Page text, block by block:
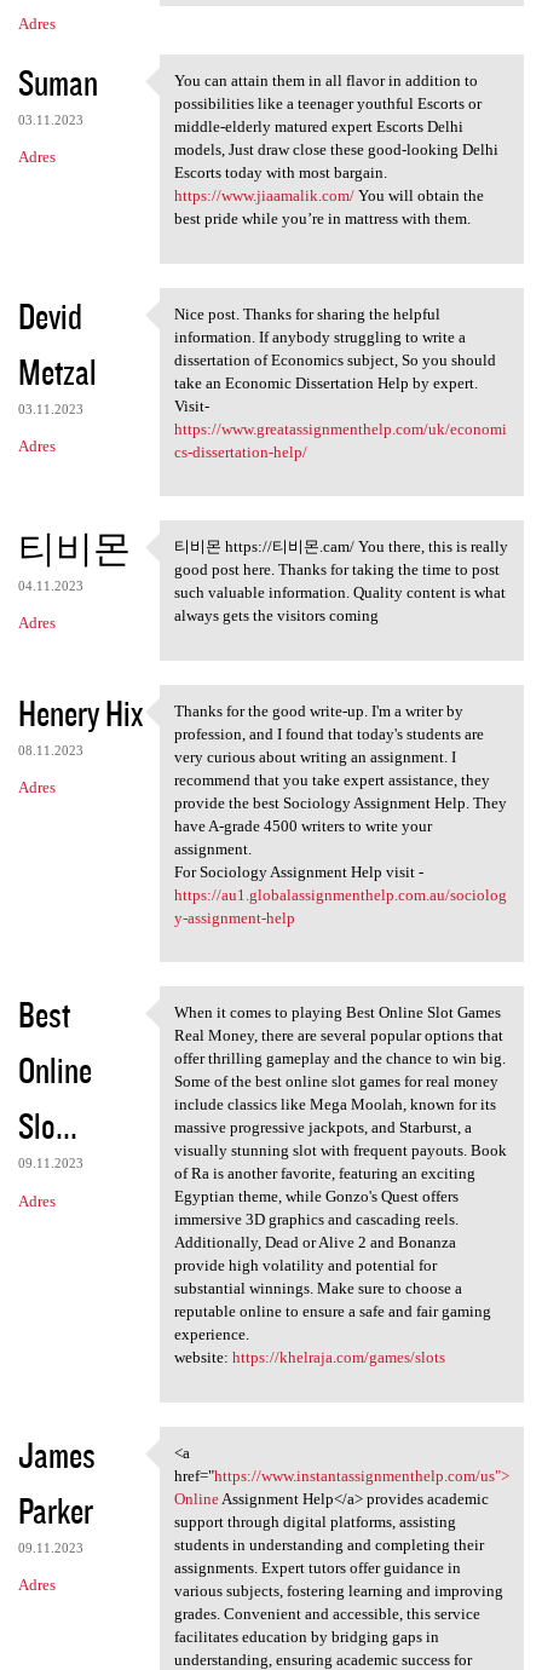
Adres
Suman
03.11.2023
Adres
You can attain them in all
You can attain them in all flavor in addition to
possibilities like a teenager youthful Escorts or
middle-elderly matured expert Escorts Delhi
models, Just draw close these good-looking Delhi
Escorts today with most bargain.
https://www.jiaamalik.com/You will obtain the
best pride while you’re in mattress with them.
Devid
Metzal
03.11.2023
Adres
Nice post. Thanks for sharing
Nice post. Thanks for sharing the helpful
information. If anybody struggling to write a
dissertation of Economics subject, So you should
take an Economic Dissertation Help by expert.
Visit-
https://www.greatassignmenthelp.com/uk/economi
cs-dissertation-help/
티비몬
04.11.2023
Adres
티비몬 https://티비몬.cam/ You
티비몬 https://티비몬.cam/ You there, this is really
good post here. Thanks for taking the time to post
such valuable information. Quality content is what
always gets the visitors coming
Henery Hix
08.11.2023
Adres
Thanks for the good write-up.
Thanks for the good write-up. I'm a writer by
profession, and I found that today's students are
very curious about writing an assignment. I
recommend that you take expert assistance, they
provide the best Sociology Assignment Help. They
have A-grade 4500 writers to write your
assignment.
For Sociology Assignment Help visit -
https://au1.globalassignmenthelp.com.au/sociolog
y-assignment-help
Best
Online
Slo...
09.11.2023
Adres
When it comes to playing Best
When it comes to playing Best Online Slot Games
Real Money, there are several popular options that
offer thrilling gameplay and the chance to win big.
Some of the best online slot games for real money
include classics like Mega Moolah, known for its
massive progressive jackpots, and Starburst, a
visually stunning slot with frequent payouts. Book
of Ra is another favorite, featuring an exciting
Egyptian theme, while Gonzo's Quest offers
immersive 3D graphics and cascading reels.
Additionally, Dead or Alive 2 and Bonanza
provide high volatility and potential for
substantial winnings. Make sure to choose a
reputable online to ensure a safe and fair gaming
experience.
website: https://khelraja.com/games/slots
James
Parker
09.11.2023
Adres
<a href="https://www
<a
href="https://www.instantassignmenthelp.com/us">
OnlineAssignment Help</a> provides academic
support through digital platforms, assisting
students in understanding and completing their
assignments. Expert tutors offer guidance in
various subjects, fostering learning and improving
grades. Convenient and accessible, this service
facilitates education by bridging gaps in
understanding, ensuring academic success for